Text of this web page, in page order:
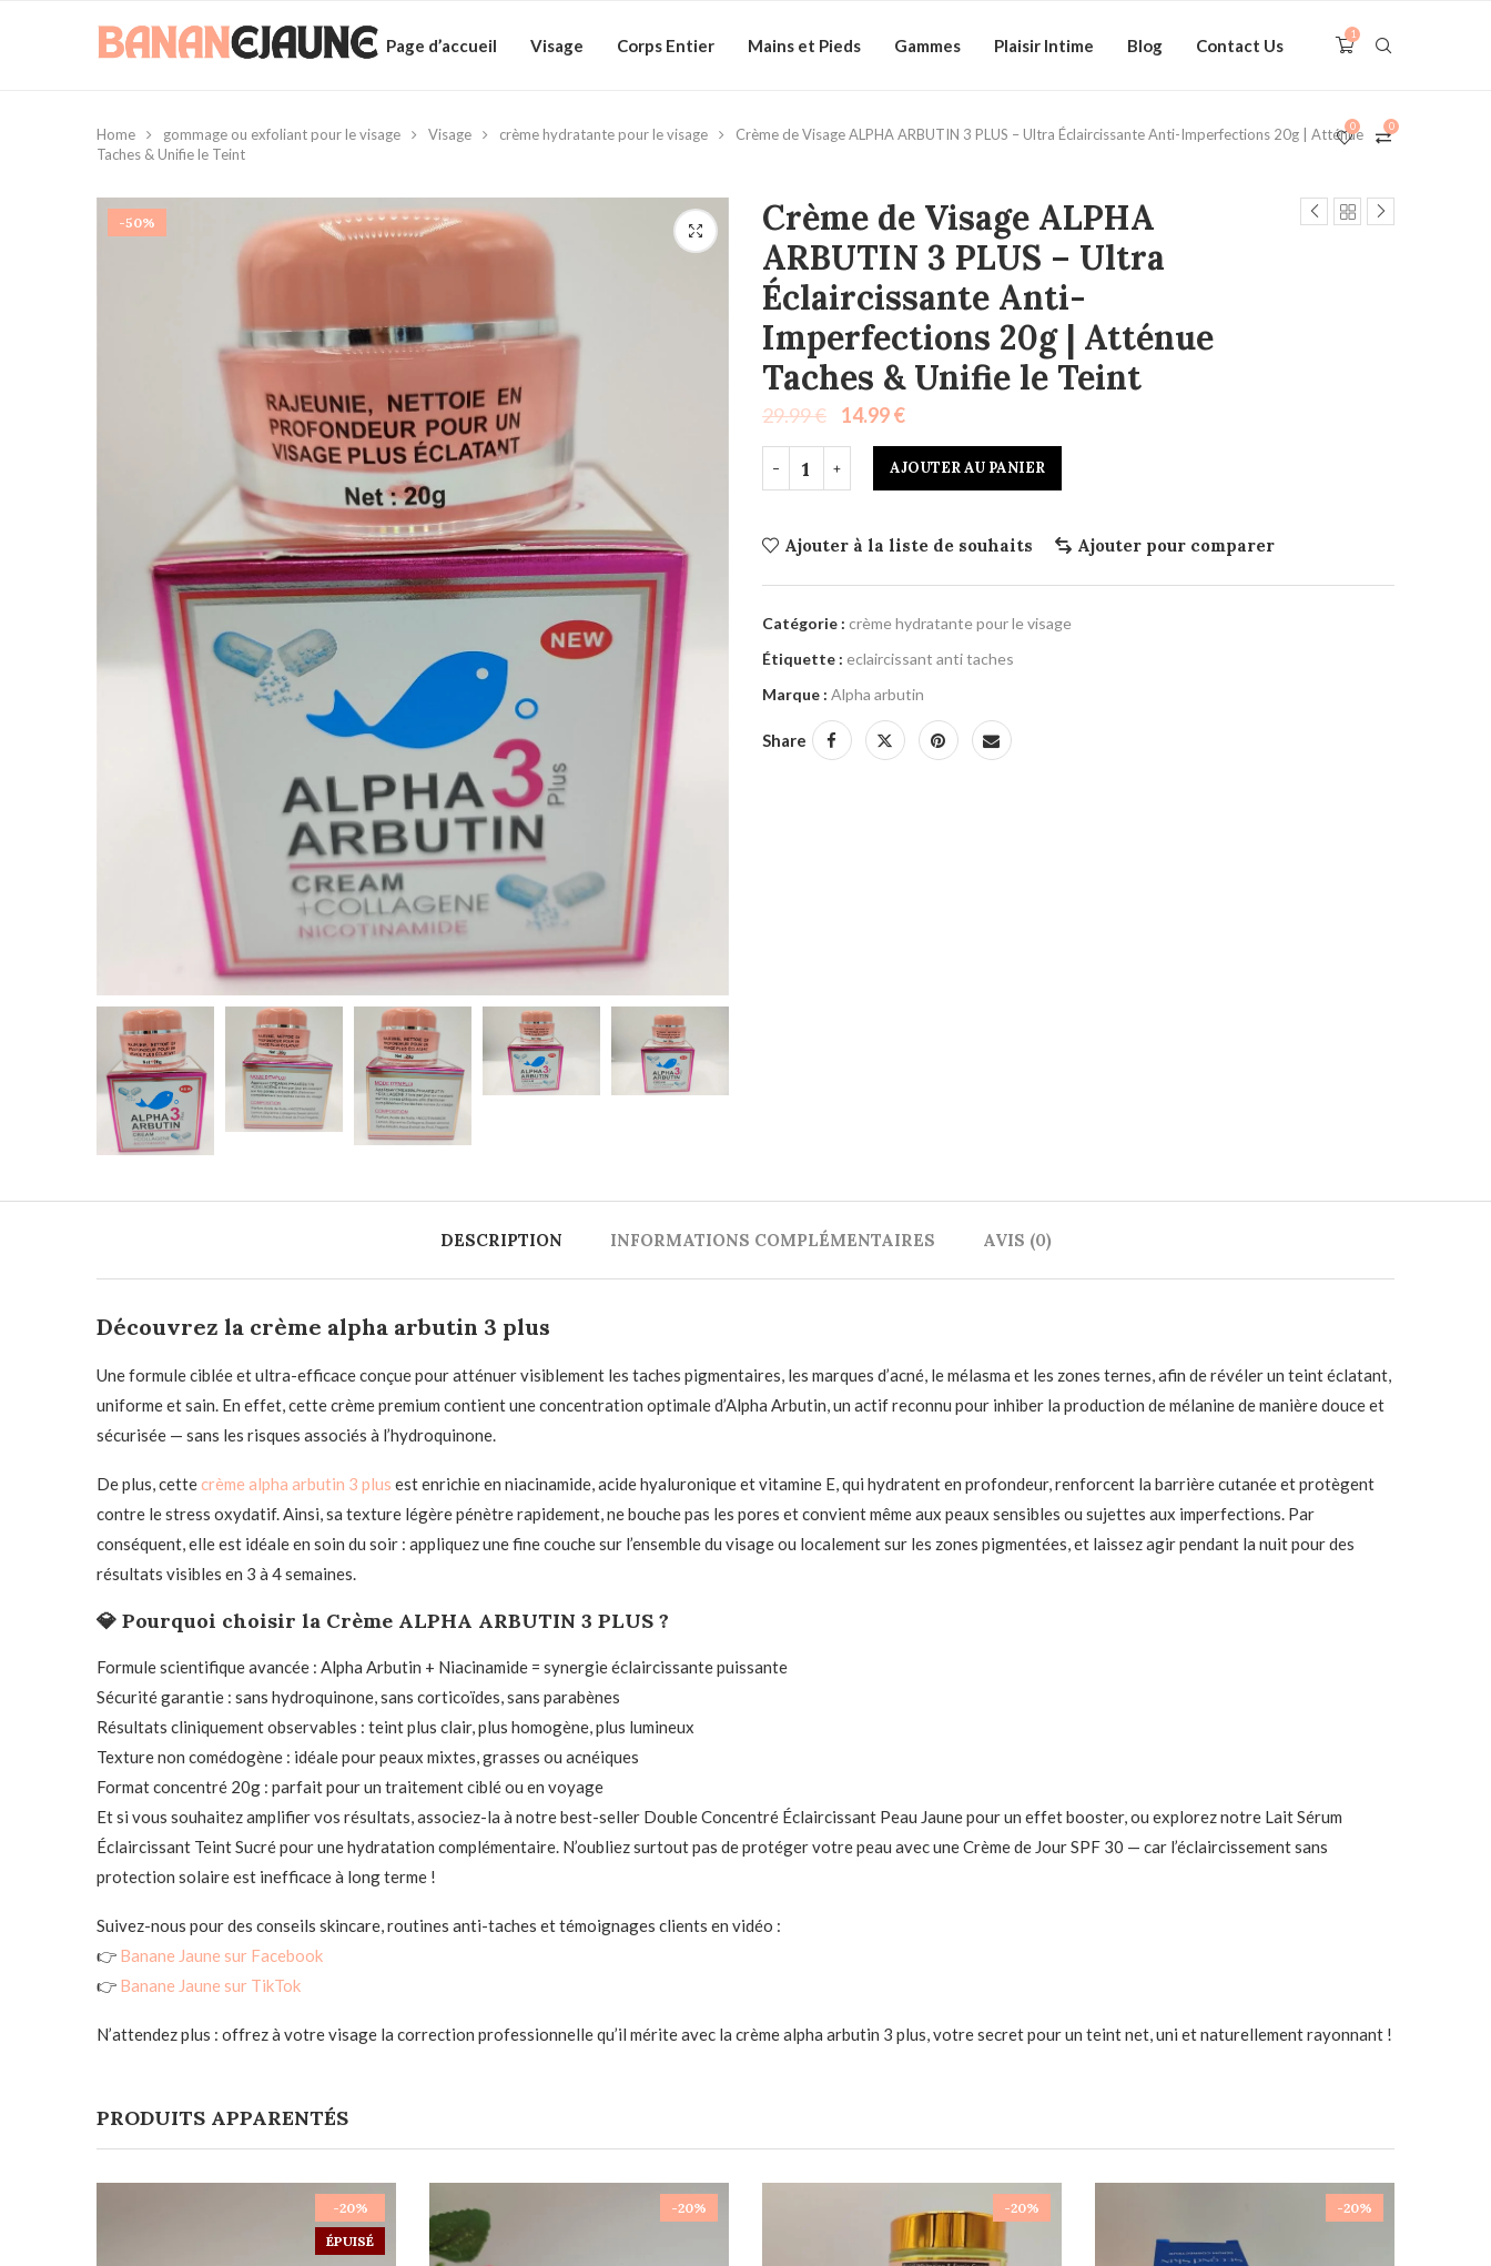
Page d’accueil Visage Corps Entier Mains et Pieds Gammes Plaisir Intime Blog Contact Us
1
0
0
Home gommage ou exfoliant pour le visage Visage crème hydratante pour le visage
Crème de Visage ALPHA ARBUTIN 3 PLUS – Ultra Éclaircissante Anti-Imperfections 20g | Atténue
Taches & Unifie le Teint
-50%
Crème de Visage ALPHA
ARBUTIN 3 PLUS – Ultra
Éclaircissante Anti-
Imperfections 20g | Atténue
Taches & Unifie le Teint
29.99€ 14.99€
AJOUTER AU PANIER
Ajouter à la liste de souhaits Ajouter pour comparer
Catégorie : crème hydratante pour le visage
Étiquette : eclaircissant anti taches
Marque : Alpha arbutin
Share
DESCRIPTION INFORMATIONS COMPLÉMENTAIRES AVIS (0)
Découvrez la crème alpha arbutin 3 plus
Une formule ciblée et ultra-efficace conçue pour atténuer visiblement les taches pigmentaires, les marques d’acné, le mélasma et les zones ternes, afin de révéler un teint éclatant,
uniforme et sain. En effet, cette crème premium contient une concentration optimale d’Alpha Arbutin, un actif reconnu pour inhiber la production de mélanine de manière douce et
sécurisée — sans les risques associés à l’hydroquinone.
De plus, cette crème alpha arbutin 3 plus est enrichie en niacinamide, acide hyaluronique et vitamine E, qui hydratent en profondeur, renforcent la barrière cutanée et protègent
contre le stress oxydatif. Ainsi, sa texture légère pénètre rapidement, ne bouche pas les pores et convient même aux peaux sensibles ou sujettes aux imperfections. Par
conséquent, elle est idéale en soin du soir : appliquez une fine couche sur l’ensemble du visage ou localement sur les zones pigmentées, et laissez agir pendant la nuit pour des
résultats visibles en 3 à 4 semaines.
💎 Pourquoi choisir la Crème ALPHA ARBUTIN 3 PLUS ?
Formule scientifique avancée : Alpha Arbutin + Niacinamide = synergie éclaircissante puissante
Sécurité garantie : sans hydroquinone, sans corticoïdes, sans parabènes
Résultats cliniquement observables : teint plus clair, plus homogène, plus lumineux
Texture non comédogène : idéale pour peaux mixtes, grasses ou acnéiques
Format concentré 20g : parfait pour un traitement ciblé ou en voyage
Et si vous souhaitez amplifier vos résultats, associez-la à notre best-seller Double Concentré Éclaircissant Peau Jaune pour un effet booster, ou explorez notre Lait Sérum
Éclaircissant Teint Sucré pour une hydratation complémentaire. N’oubliez surtout pas de protéger votre peau avec une Crème de Jour SPF 30 — car l’éclaircissement sans
protection solaire est inefficace à long terme !
Suivez-nous pour des conseils skincare, routines anti-taches et témoignages clients en vidéo :
👉 Banane Jaune sur Facebook
👉 Banane Jaune sur TikTok
N’attendez plus : offrez à votre visage la correction professionnelle qu’il mérite avec la crème alpha arbutin 3 plus, votre secret pour un teint net, uni et naturellement rayonnant !
PRODUITS APPARENTÉS
-20%
ÉPUISÉ
-20% -20% -20%